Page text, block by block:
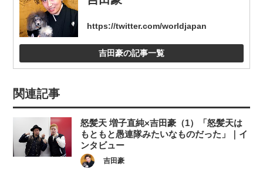
https://twitter.com/worldjapan
吉田豪の記事一覧
関連記事
怒髪天 増子直純×吉田豪（1）「怒髪天は
もともと愚連隊みたいなものだった」｜イ
ンタビュー
吉田豪